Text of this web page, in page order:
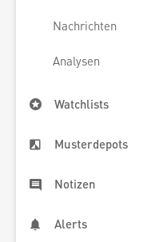
Nachrichten
Analysen
Watchlists
Musterdepots
Notizen
Alerts